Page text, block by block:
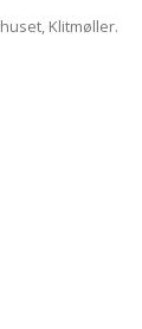
Klitmøller.